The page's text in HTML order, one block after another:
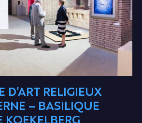
D’ART RELIGIEUX
– BASILIQUE